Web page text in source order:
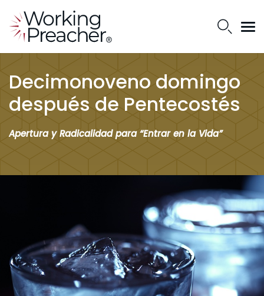
Decimonoveno domingo
después de Pentecostés
Apertura y Radicalidad para “Entrar en la Vida”